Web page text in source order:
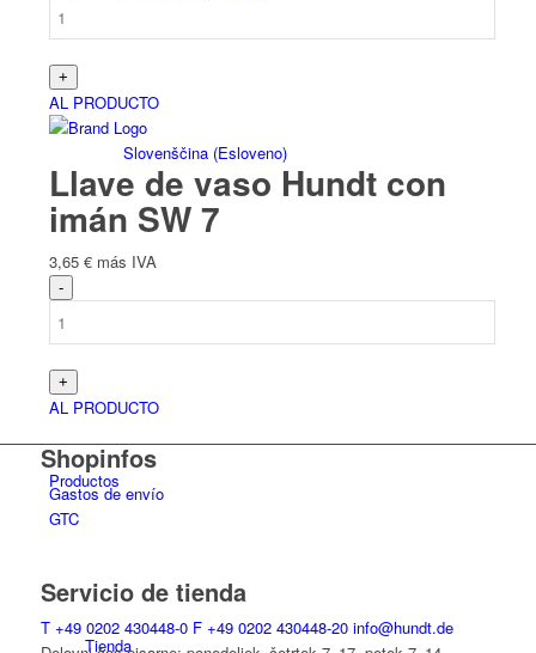
Slovenščina(Esloveno)
Tienda
Productos
Tienda
AL PRODUCTO
Llave de vaso Hundt con
imán SW 7
3,65 € más IVA
AL PRODUCTO
Shopinfos
Gastos de envío
GTC
Servicio de tienda
T +49 0202 430448-0 F +49 0202 430448-20 info@hundt.de